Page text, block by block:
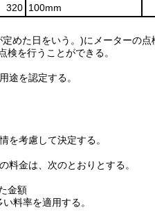
320 100mm
めた日をいう。)にメーターの点
を行うことができる。
途を認定する。
を考慮して決定する。
料金は、次のとおりとする。
金額
料率を適用する。